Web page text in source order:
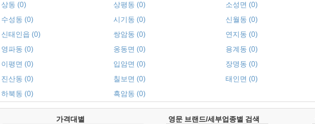
상동 (0)
상평동 (0) 소성면 (0)
수성동 (0)
시기동 (0) 신월동 (0)
신태인읍 (0)
쌍암동 (0) 연지동 (0)
영파동 (0)
옹동면 (0) 용계동 (0)
이평면 (0)
입암면 (0) 장명동 (0)
진산동 (0)
칠보면 (0) 태인면 (0)
하북동 (0)
흑암동 (0)
가격대별 영문 브랜드/세부업종별 검색